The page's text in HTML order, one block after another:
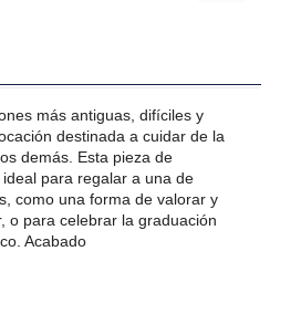
más antiguas, difíciles y
destinada a cuidar de la
demás. Esta pieza de
para regalar a una de
como una forma de valorar y
o para celebrar la graduación
Acabado